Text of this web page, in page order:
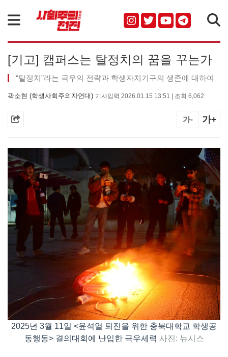
[기고] 캠퍼스는 탈정치의 꿈을 꾸는가
“탈정치”라는 극우의 전략과 학생자치기구의 생존에 대하여
곽소현 (학생사회주의자연대) 기사입력 2026.01.15 13:51 | 조회 6,062
가- 가+
2025년 3월 11일 <윤석열 퇴진을 위한 충북대학교 학생공
동행동> 결의대회에 난입한 극우세력 사진: 뉴시스